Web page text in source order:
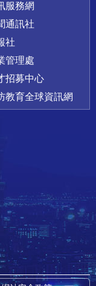
服務網
通訊社
社
管理處
招募中心
教育全球資訊網